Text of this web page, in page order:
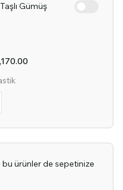
Gümüş
ürünler de sepetinize